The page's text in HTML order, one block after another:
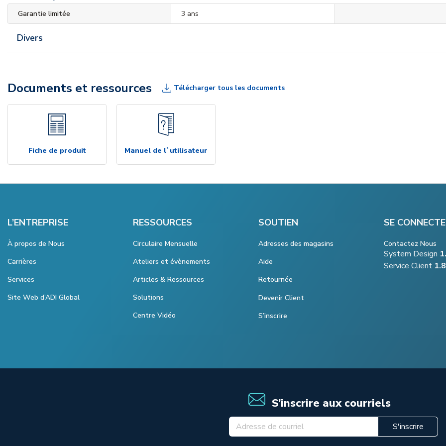
Garantie limitée 3 ans
Divers
Documents et ressources Télécharger tous les documents
Fiche de produit Manuel de l`utilisateur
L’ENTREPRISE
À propos de Nous
Carrières
Services
Site Web d’ADI Global
RESSOURCES
Circulaire Mensuelle
Ateliers et évènements
Articles & Ressources
Solutions
Centre Vidéo
SOUTIEN
Adresses des magasins
Aide
Retournée
Devenir Client
S’inscrire
SE
Contactez Nous
System Design
Service Client
S’inscrire aux courriels
S'inscrire